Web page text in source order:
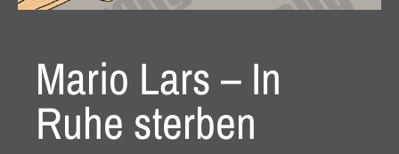
Mario Lars – In
Ruhe sterben